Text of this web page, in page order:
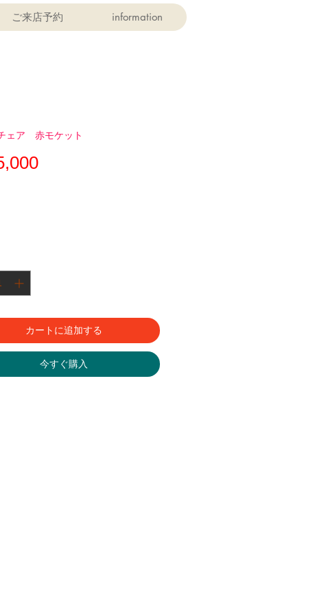
ご来店予約 information
ェア 赤モケット
価
カートに追加する
今すぐ購入